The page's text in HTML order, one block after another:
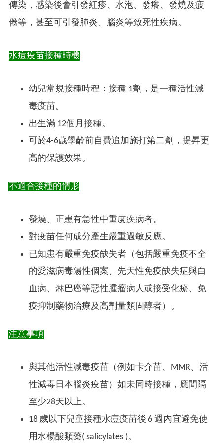
傳染，感染後會引發紅疹、水泡、發癢、發燒及疲
倦等，甚至可引發肺炎、腦炎等致死性疾病。
水痘疫苗接種時機
幼兒常規接種時程：接種 1劑，是一種活性減
毒疫苗。
出生滿 12個月接種。
可於4-6歲學齡前自費追加施打第二劑，提昇更
高的保護效果。
不適合接種的情形
發燒、正患有急性中重度疾病者。
對疫苗任何成分產生嚴重過敏反應。
已知患有嚴重免疫缺失者（包括嚴重免疫不全
的愛滋病毒陽性個案、先天性免疫缺失症與白
血病、淋巴癌等惡性腫瘤病人或接受化療、免
疫抑制藥物治療及高劑量類固醇者）。
注意事項
與其他活性減毒疫苗（例如卡介苗、MMR、活
性減毒日本腦炎疫苗）如未同時接種，應間隔
至少28天以上。
18 歲以下兒童接種水痘疫苗後 6 週內宜避免使
用水楊酸類藥( salicylates )。